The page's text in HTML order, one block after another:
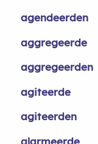
agendeerden
aggregeerde
aggregeerden
agiteerde
agiteerden
alarmeerde